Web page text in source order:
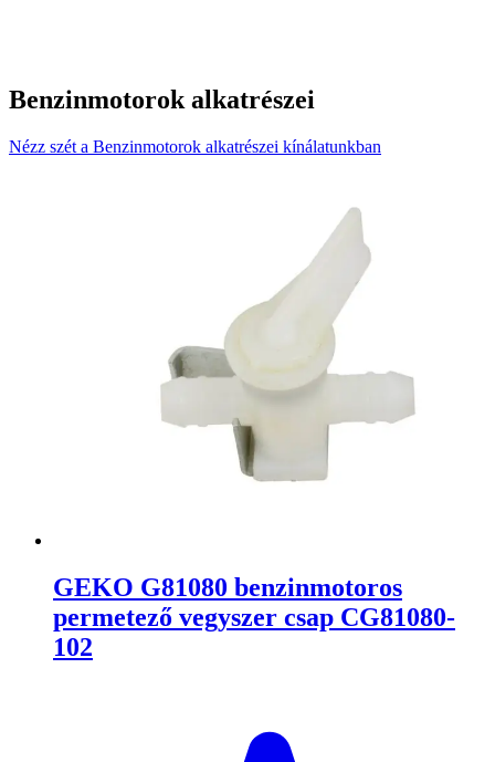
Benzinmotorok alkatrészei
Nézz szét a Benzinmotorok alkatrészei kínálatunkban
GEKO G81080 benzinmotoros
permetező vegyszer csap CG81080-
102